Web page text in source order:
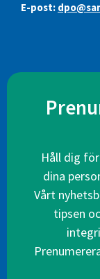
E-post:
Håll dig
dina
Vårt
tipsen